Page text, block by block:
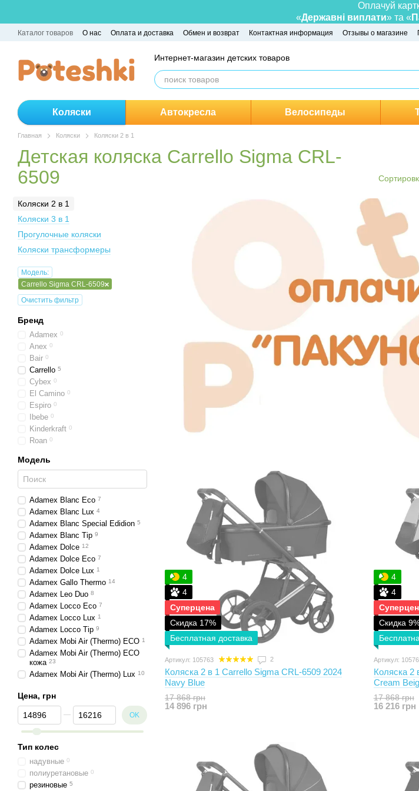
Оплачуй
«Державні виплати» та «
Каталог товаров О нас Оплата и доставка Обмен и возврат Контактная информация Отзывы о магазине
Интернет-магазин детских товаров
Коляски Автокресла Велосипеды
Главная Коляски Коляски 2 в 1
Детская коляска Carrello Sigma CRL-
6509
4
4
Суперцена
Скидка 17%
Бесплатная доставка
Артикул: 105763 2
Коляска 2 в 1 Carrello Sigma CRL-6509 2024
Navy Blue
17 868 грн
14 896 грн
4
4
Скидка
Артикул:
Коляска 2
Cream
17 868 грн
16 216 грн
Коляски 2 в 1
Коляски 3 в 1
Прогулочные коляски
Коляски трансформеры
Модель:
Carrello Sigma CRL-6509
Очистить фильтр
Бренд
Adamex 0
Anex 0
Bair 0
Carrello 5
Cybex 0
El Camino 0
Espiro 0
Ibebe 0
Kinderkraft 0
Roan 0
Модель
Adamex Blanc Eco 7
Adamex Blanc Lux 4
Adamex Blanc Special Edidion 5
Adamex Blanc Tip 9
Adamex Dolce 12
Adamex Dolce Eco 7
Adamex Dolce Lux 1
Adamex Gallo Thermo 14
Adamex Leo Duo 8
Adamex Locco Eco 7
Adamex Locco Lux 1
Adamex Locco Tip 9
Adamex Mobi Air (Thermo) ECO 1
Adamex Mobi Air (Thermo) ECO
кожа 23
Adamex Mobi Air (Thermo) Lux 10
ECO 6
Adamex Mobi Air Thermo New
ECO
Adamex Mobi Air (Thermo) New
Lux
Adamex Mobi Air (Thermo) New
TIP
Adamex Mobi Air Thermo New
2
Цена, грн
От Цена, грн
До Цена, грн OK
Тип колес
надувные 0
полиуретановые 0
резиновые 5